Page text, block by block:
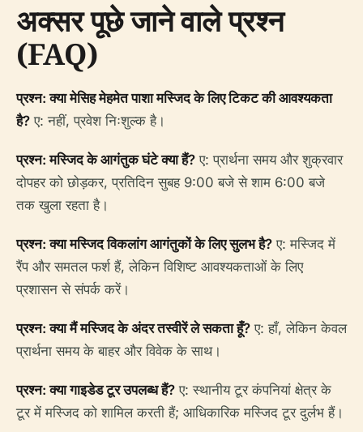
अक्सर पूछे जाने वाले प्रश्न
(FAQ)
प्रश्न: क्या मेसिह मेहमेत पाशा मस्जिद के लिए टिकट की आवश्यकता
है? ए: नहीं, प्रवेश निःशुल्क है।
प्रश्न: मस्जिद के आगंतुक घंटे क्या हैं? ए: प्रार्थना समय और शुक्रवार
दोपहर को छोड़कर, प्रतिदिन सुबह 9:00 बजे से शाम 6:00 बजे
तक खुला रहता है।
प्रश्न: क्या मस्जिद विकलांग आगंतुकों के लिए सुलभ है? ए: मस्जिद में
रैंप और समतल फर्श हैं, लेकिन विशिष्ट आवश्यकताओं के लिए
प्रशासन से संपर्क करें।
प्रश्न: क्या मैं मस्जिद के अंदर तस्वीरें ले सकता हूँ? ए: हाँ, लेकिन केवल
प्रार्थना समय के बाहर और विवेक के साथ।
प्रश्न: क्या गाइडेड टूर उपलब्ध हैं? ए: स्थानीय टूर कंपनियां क्षेत्र के
टूर में मस्जिद को शामिल करती हैं; आधिकारिक मस्जिद टूर दुर्लभ हैं।